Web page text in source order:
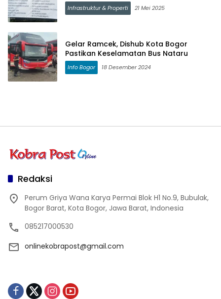
Infrastruktur & Properti 21 Mei 2025
Gelar Ramcek, Dishub Kota Bogor
Pastikan Keselamatan Bus Nataru
Info Bogor 18 Desember 2024
Redaksi
Perum Griya Wana Karya Permai Blok H1 No.9, Bubulak,
Bogor Barat, Kota Bogor, Jawa Barat, Indonesia
085217000530
onlinekobrapost@gmail.com